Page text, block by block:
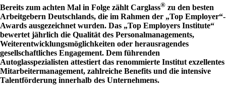
Bereits zum achten Mal in Folge zählt Carglass® zu den besten
Arbeitgebern Deutschlands, die im Rahmen der „Top Employer“-
Awards ausgezeichnet wurden. Das „Top Employers Institute“
bewertet jährlich die Qualität des Personalmanagements,
Weiterentwicklungsmöglichkeiten oder herausragendes
gesellschaftliches Engagement. Dem führenden
Autoglasspezialisten attestiert das renommierte Institut exzellentes
Mitarbeitermanagement, zahlreiche Benefits und die intensive
Talentförderung innerhalb des Unternehmens.